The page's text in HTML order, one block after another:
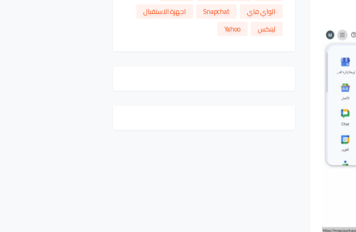
الواي فاي
Snapchat
اجهزة الاستقبال
لينكس
Yahoo